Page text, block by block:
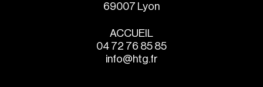
69007 Lyon
ACCUEIL
04 72 76 85 85
info@htg.fr